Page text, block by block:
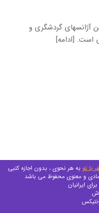
آژانسهای گردشگری و
است. [ادامه]
با تو به هر نحوی ، بدون اجازه کتبی
برای ایرانیان